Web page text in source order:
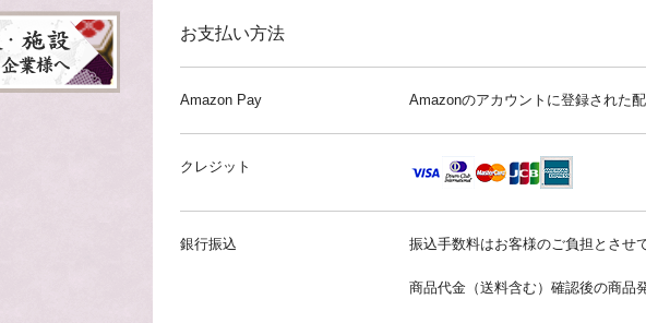
お支払い方法
Amazon Pay Amazonのアカウントに登録された
クレジット
銀行振込 振込手数料はお客様のご負担とさせ
商品代金（送料含む）確認後の商品